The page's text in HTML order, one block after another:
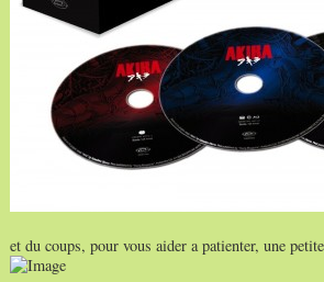
et du coups, pour vous aider a patienter, une